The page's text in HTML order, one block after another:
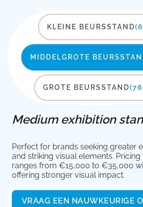
KLEINE BEURSSTAND
MIDDELGROTE
GROTE BEURSSTAND
Medium exhibition
Perfect for brands seeking greater
and striking visual elements.
ranges from €15,000 to €35,000
offering stronger visual impact.
VRAAG EEN NAUWKEURIGE